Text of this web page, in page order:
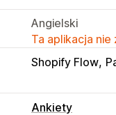
Angielski
Ta aplikacja nie
Shopify Flow
Ankiety